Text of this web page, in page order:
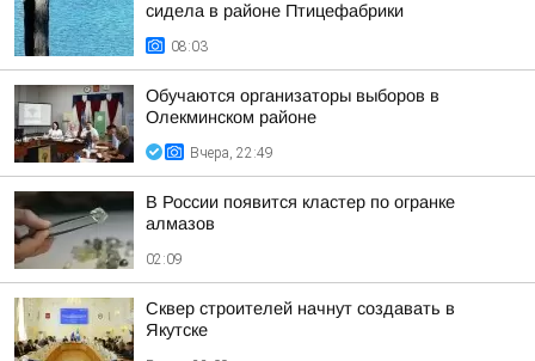
сидела в районе Птицефабрики
08:03
Обучаются организаторы выборов в
Олекминском районе
Вчера, 22:49
В России появится кластер по огранке
алмазов
02:09
Сквер строителей начнут создавать в
Якутске